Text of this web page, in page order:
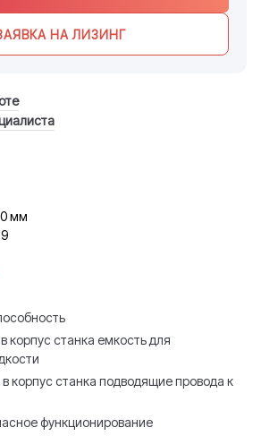
НА ЛИЗИНГ
мм
корпус станка емкость для
корпус станка подводящие провода к
функционирование